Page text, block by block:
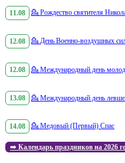
11.08 💁 Рождество святителя
12.08 💁 День Военно-воздушных
12.08 💁 Международный день
13.08 💁 Международный день
14.08 💁 Медовый (Первый) Спас
➡️ Календарь праздников на 2026